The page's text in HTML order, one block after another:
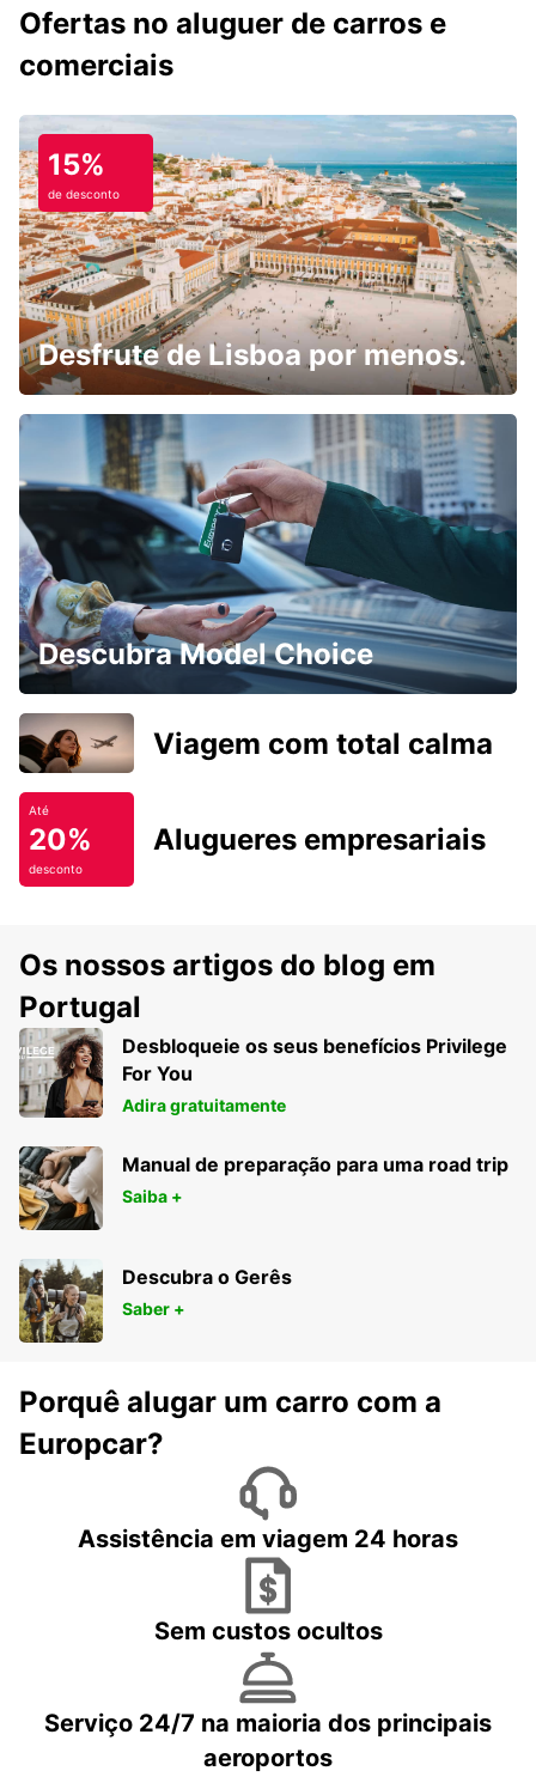
Ofertas no aluguer de carros e
comerciais
15%
de desconto
Desfrute de Lisboa por menos.
Descubra Model Choice
Viagem com total calma
Até
20%
desconto
Alugueres empresariais
Os nossos artigos do blog em
Portugal
Desbloqueie os seus benefícios Privilege
For You
Adira gratuitamente
Manual de preparação para uma road trip
Saiba +
Descubra o Gerês
Saber +
Porquê alugar um carro com a
Europcar?
Assistência em viagem 24 horas
Sem custos ocultos
Serviço 24/7 na maioria dos principais
aeroportos